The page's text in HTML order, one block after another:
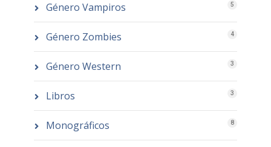
Género Vampiros 5
Género Zombies 4
Género Western 3
Libros 3
Monográficos 8